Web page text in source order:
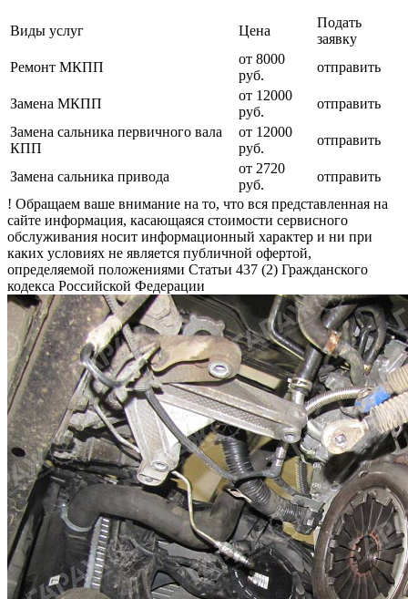
Виды услуг Цена
Подать
заявку
Ремонт МКПП
от 8000
руб.
отправить
Замена МКПП
от 12000
руб.
отправить
Замена сальника первичного вала
КПП
от 12000
руб.
отправить
Замена сальника привода
от 2720
руб.
отправить
! Обращаем ваше внимание на то, что вся представленная на
сайте информация, касающаяся стоимости сервисного
обслуживания носит информационный характер и ни при
каких условиях не является публичной офертой,
определяемой положениями Статьи 437 (2) Гражданского
кодекса Российской Федерации